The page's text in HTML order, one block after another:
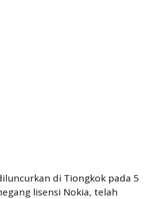
di Tiongkok pada 5
lisensi Nokia, telah